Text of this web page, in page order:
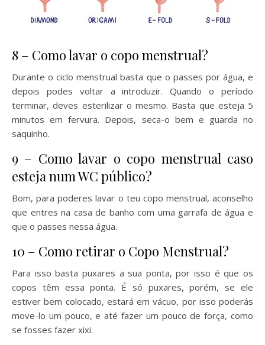
8 – Como lavar o copo menstrual?
Durante o ciclo menstrual basta que o passes por água, e
depois podes voltar a introduzir. Quando o período
terminar, deves esterilizar o mesmo. Basta que esteja 5
minutos em fervura. Depois, seca-o bem e guarda no
saquinho.
9 – Como lavar o copo menstrual caso
esteja num WC público?
Bom, para poderes lavar o teu copo menstrual, aconselho
que entres na casa de banho com uma garrafa de água e
que o passes nessa água.
10 – Como retirar o Copo Menstrual?
Para isso basta puxares a sua ponta, por isso é que os
copos têm essa ponta. É só puxares, porém, se ele
estiver bem colocado, estará em vácuo, por isso poderás
move-lo um pouco, e até fazer um pouco de força, como
se fosses fazer xixi.